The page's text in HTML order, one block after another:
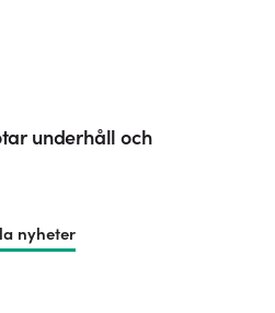
underhåll och
nyheter